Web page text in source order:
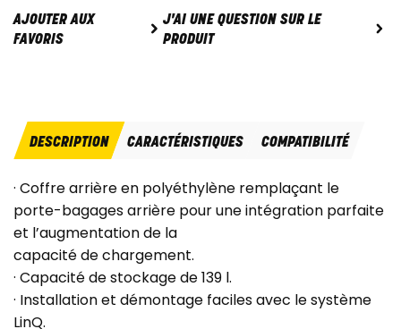
AJOUTER AUX
FAVORIS
J'AI UNE QUESTION SUR LE
PRODUIT
DESCRIPTION CARACTÉRISTIQUES COMPATIBILITÉ
· Coffre arrière en polyéthylène remplaçant le
porte-bagages arrière pour une intégration parfaite
et l’augmentation de la
capacité de chargement.
· Capacité de stockage de 139 l.
· Installation et démontage faciles avec le système
LinQ.